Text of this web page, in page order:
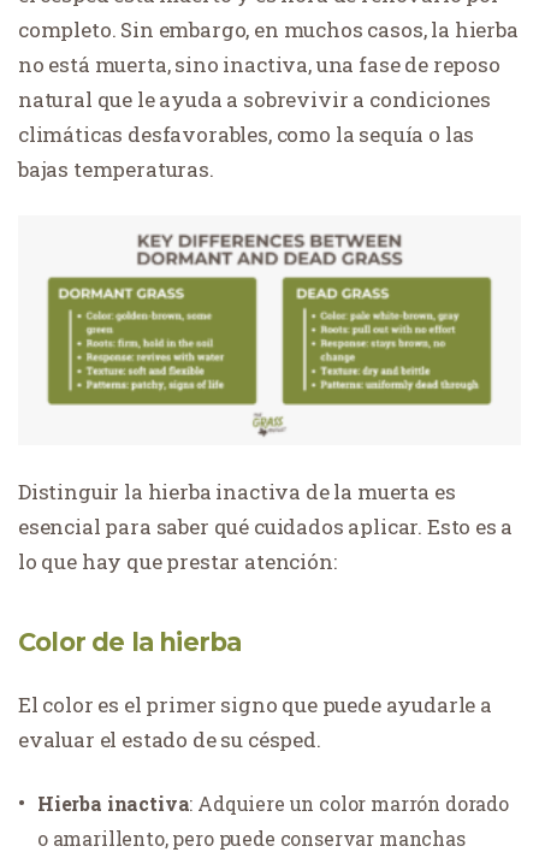
completo. Sin embargo, en muchos casos, la hierba
no está muerta, sino inactiva, una fase de reposo
natural que le ayuda a sobrevivir a condiciones
climáticas desfavorables, como la sequía o las
bajas temperaturas.
Distinguir la hierba inactiva de la muerta es
esencial para saber qué cuidados aplicar. Esto es a
lo que hay que prestar atención:
Color de la hierba
El color es el primer signo que puede ayudarle a
evaluar el estado de su césped.
Hierba inactiva: Adquiere un color marrón dorado
o amarillento, pero puede conservar manchas